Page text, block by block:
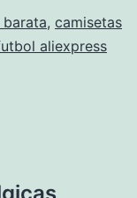
, camisetas
aliexpress